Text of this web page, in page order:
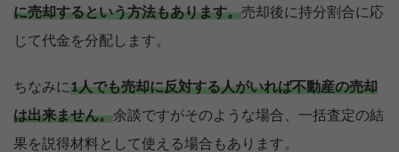
に売却するという方法もあります。売却後に持分割合に応
じて代金を分配します。
ちなみに1人でも売却に反対する人がいれば不動産の売却
は出来ません。余談ですがそのような場合、一括査定の結
果を説得材料として使える場合もあります。